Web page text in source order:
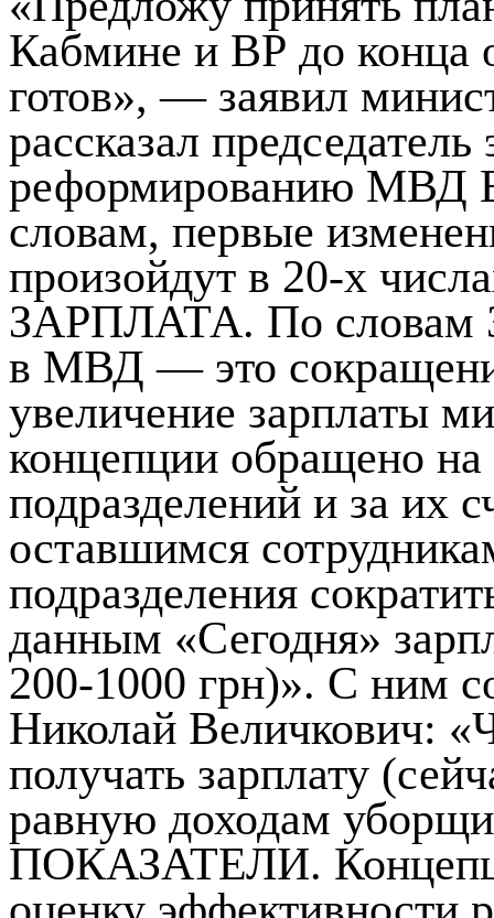
Кабмине и ВР до конца
готов», — заявил
рассказал
реформированию МВД
словам, первые
произойдут в 20-х
ЗАРПЛАТА. По словам
в МВД — это
увеличение зарплаты
концепции обращено на
подразделений и за их
оставшимся
подразделения
данным «Сегодня»
200-1000 грн)». С ним
Николай Величкович:
получать зарплату
равную доходам
ПОКАЗАТЕЛИ.